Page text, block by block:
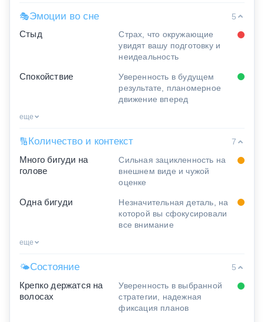
🎭Эмоции во сне
5
Стыд
Страх, что окружающие
увидят вашу подготовку и
неидеальность
Спокойствие
Уверенность в будущем
результате, планомерное
движение вперед
еще
🔢 Количество и контекст
7
Много бигуди на
голове
Сильная зацикленность на
внешнем виде и чужой
оценке
Одна бигуди
Незначительная деталь, на
которой вы сфокусировали
все внимание
еще
🌤Состояние
5
Крепко держатся на
волосах
Уверенность в выбранной
стратегии, надежная
фиксация планов